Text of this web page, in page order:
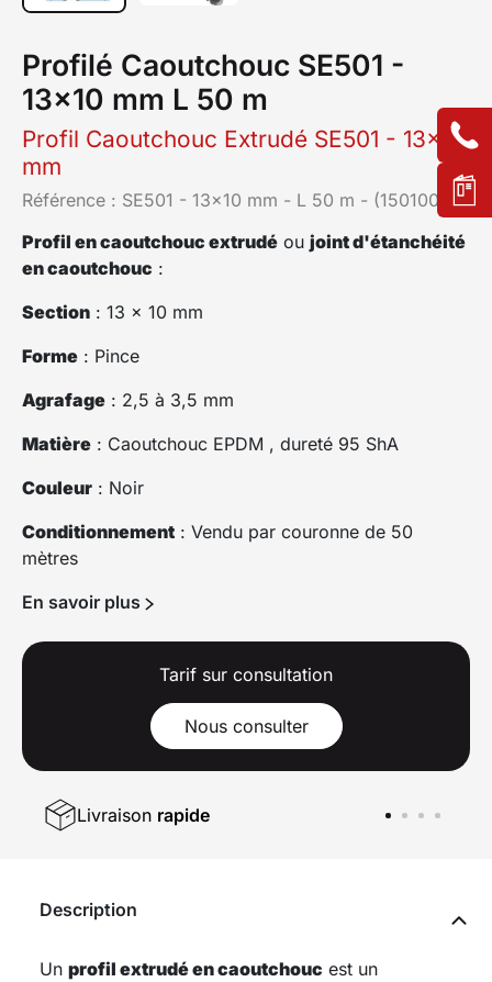
Profil Caoutchouc Extrudé SE501 - 13x10
mm
Profilé Caoutchouc SE501 -
13x10 mm L 50 m
Référence : SE501 - 13x10 mm - L 50 m - (1501000)
Profil en caoutchouc extrudé ou joint d'étanchéité
en caoutchouc :
Section : 13 x 10 mm
Forme : Pince
Agrafage : 2,5 à 3,5 mm
Matière : Caoutchouc EPDM , dureté 95 ShA
Couleur : Noir
Conditionnement : Vendu par couronne de 50
mètres
En savoir plus
Tarif sur consultation
Nous consulter
Livraison rapide
Description
Un profil extrudé en caoutchouc est un